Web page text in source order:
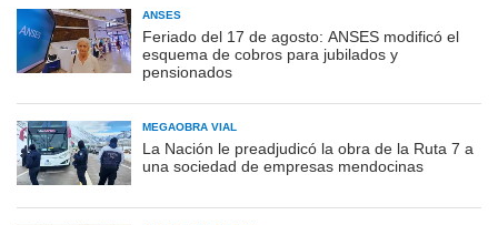
ANSES
Feriado del 17 de agosto: ANSES modificó el
esquema de cobros para jubilados y
pensionados
MEGAOBRA VIAL
La Nación le preadjudicó la obra de la Ruta 7 a
una sociedad de empresas mendocinas